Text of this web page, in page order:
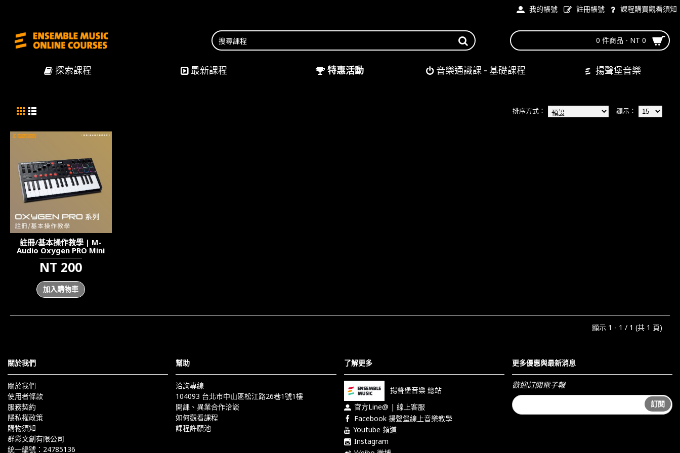
我的帳號 註冊帳號 課程購買觀看須知
0 件商品 - NT 0
探索課程 最新課程 特惠活動 音樂通識課 - 基礎課程 揚聲堡音樂
顯示：
排序方式：
註冊/基本操作教學 | M-
Audio Oxygen PRO Mini
NT 200
加入購物車
顯示 1 - 1 / 1 (共 1 頁)
關於我們
關於我們
使用者條款
服務契約
隱私權政策
購物須知
群彩文創有限公司
統一編號：24785136
幫助
洽詢專線
104093 台北市中山區松江路26巷1號1樓
開課、異業合作洽談
如何觀看課程
課程許願池
了解更多
揚聲堡音樂 總站
官方Line@ | 線上客服
Facebook 揚聲堡線上音樂教學
Youtube 頻道
Instagram
更多優惠與最新消息
歡迎訂閱電子報
訂閱